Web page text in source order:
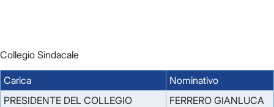
Collegio Sindacale
Carica
Nominativo
PRESIDENTE DEL COLLEGIO
FERRERO GIANLUCA